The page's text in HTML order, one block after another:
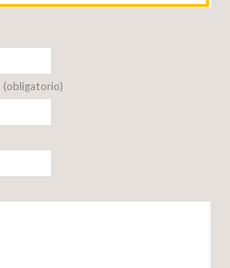
(obligatorio)